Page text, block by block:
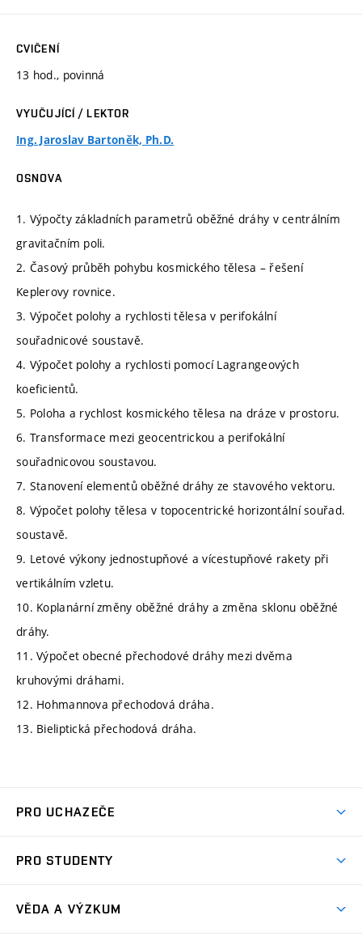
CVIČENÍ
13 hod., povinná
VYUČUJÍCÍ / LEKTOR
Ing. Jaroslav Bartoněk, Ph.D.
OSNOVA
1. Výpočty základních parametrů oběžné dráhy v centrálním
gravitačním poli.
2. Časový průběh pohybu kosmického tělesa – řešení
Keplerovy rovnice.
3. Výpočet polohy a rychlosti tělesa v perifokální
souřadnicové soustavě.
4. Výpočet polohy a rychlosti pomocí Lagrangeových
koeficientů.
5. Poloha a rychlost kosmického tělesa na dráze v prostoru.
6. Transformace mezi geocentrickou a perifokální
souřadnicovou soustavou.
7. Stanovení elementů oběžné dráhy ze stavového vektoru.
8. Výpočet polohy tělesa v topocentrické horizontální souřad.
soustavě.
9. Letové výkony jednostupňové a vícestupňové rakety při
vertikálním vzletu.
10. Koplanární změny oběžné dráhy a změna sklonu oběžné
dráhy.
11. Výpočet obecné přechodové dráhy mezi dvěma
kruhovými dráhami.
12. Hohmannova přechodová dráha.
13. Bieliptická přechodová dráha.
PRO UCHAZEČE
Ambasadoři studia
PRO STUDENTY
VĚDA A VÝZKUM